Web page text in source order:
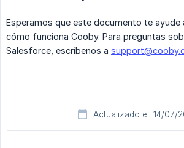
Esperamos que este documento te ayude
cómo funciona Cooby. Para preguntas
Salesforce, escríbenos a
Actualizado el: 14/07/